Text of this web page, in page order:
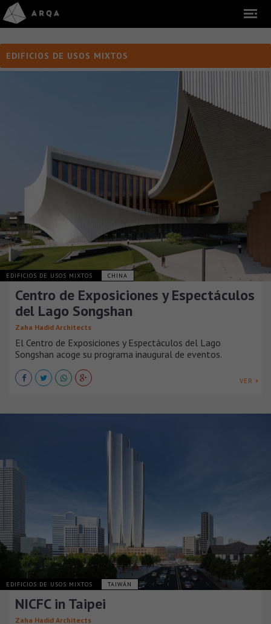
EDIFICIOS DE USOS MIXTOS
EDIFICIOS DE USOS MIXTOS CHINA
Centro de Exposiciones y Espectáculos
del Lago Songshan
Zaha Hadid Architects
El Centro de Exposiciones y Espectáculos del Lago
Songshan acoge su programa inaugural de eventos.
VER +
EDIFICIOS DE USOS MIXTOS TAIWÁN
NICFC in Taipei
Zaha Hadid Architects